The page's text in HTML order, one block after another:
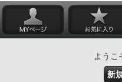
ようこ
新